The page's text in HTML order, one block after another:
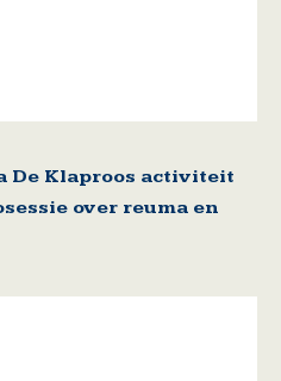
De Klaproos activiteit
over reuma en